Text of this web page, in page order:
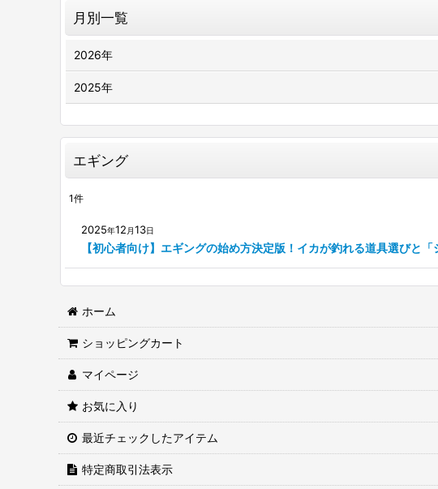
エギング
1件
2025年12 月13日
【初心者向け】エギングの始め方決定版！イカが釣れる道具選びと
月別一覧
2026年
2025年
ホーム
ショッピングカート
マイページ
お気に入り
最近チェックしたアイテム
特定商取引法表示